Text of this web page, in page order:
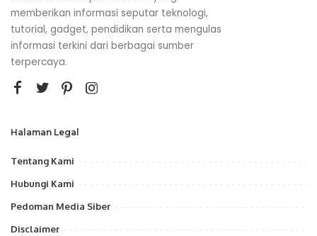
memberikan informasi seputar teknologi,
tutorial, gadget, pendidikan serta mengulas
informasi terkini dari berbagai sumber
terpercaya.
Halaman Legal
Tentang Kami
Hubungi Kami
Pedoman Media Siber
Disclaimer